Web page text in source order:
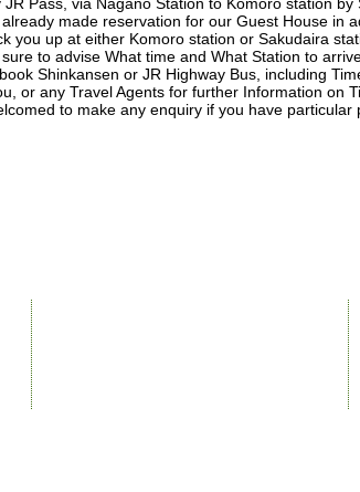
made reservation for our Guest House in
you up at either Komoro station or Sakudaira
to advise What time and What Station to
Shinkansen or JR Highway Bus, including
or any Travel Agents for further Information on
to make any enquiry if you have particular